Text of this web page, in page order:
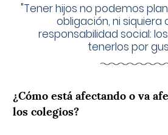
"Tener hijos no podemos
obligación, ni siquiera
responsabilidad social:
tenerlos por
¿Cómo está afectando o va
los colegios?